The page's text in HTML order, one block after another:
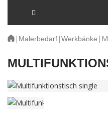
| Malerbedarf |Werkbänke |